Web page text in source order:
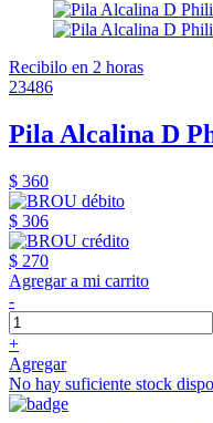
Recibilo en 2 horas
23486
Pila Alcalina D
$ 360
$ 306
$ 270
Agregar a mi carrito
-
+
Agregar
No hay suficiente stock